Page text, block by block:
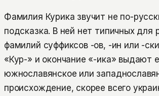
Фамилия Курика звучит не по-
подсказка. В ней нет типичных для
фамилий суффиксов -ов, -ин или -
«Кур-» и окончание «-ика» выдают
южнославянское или
происхождение, скорее всего